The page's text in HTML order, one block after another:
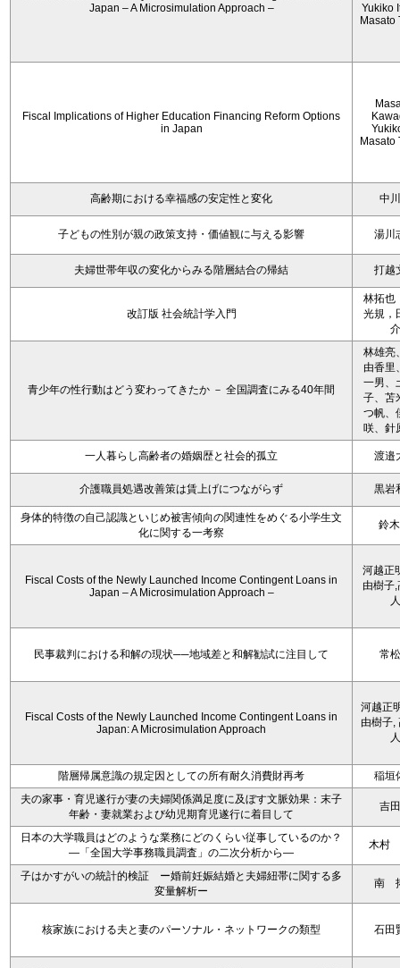
Japan – A Microsimulation Approach –
Yukiko
Masato
Fiscal Implications of Higher Education Financing Reform Options
in Japan
Masato
高齢期における幸福感の安定性と変化 中
子どもの性別が親の政策支持・価値観に与える影響 湯川
夫婦世帯年収の変化からみる階層結合の帰結 打越
改訂版 社会統計学入門
林拓也
光規，
介
青少年の性行動はどう変わってきたか － 全国調査にみる40年間
林雄亮
由香里
一男、
子、苫
つ帆、
咲、針
一人暮らし高齢者の婚姻歴と社会的孤立 渡邉
介護職員処遇改善策は賃上げにつながらず 黒岩
身体的特徴の自己認識といじめ被害傾向の関連性をめぐる小学生文
化に関する一考察
鈴
Fiscal Costs of the Newly Launched Income Contingent Loans in
Japan – A Microsimulation Approach –
河越正
由樹子
人
民事裁判における和解の現状──地域差と和解勧試に注目して 常
Fiscal Costs of the Newly Launched Income Contingent Loans in
Japan: A Microsimulation Approach
河越正
由樹子,
人
階層帰属意識の規定因としての所有耐久消費財再考
稲垣
夫の家事・育児遂行が妻の夫婦関係満足度に及ぼす文脈効果：末子
年齢・妻就業および幼児期育児遂行に着目して
吉
日本の大学職員はどのような業務にどのくらい従事しているのか？
―「全国大学事務職員調査」の二次分析から―
木村
子はかすがいの統計的検証 ー婚前妊娠結婚と夫婦紐帯に関する多
変量解析ー
南
核家族における夫と妻のパーソナル・ネットワークの類型 石田